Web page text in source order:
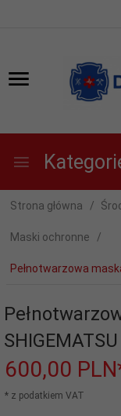
Strona główna
Maski ochronne
Pełnotwarzowa
600,00
* z podatkiem VAT